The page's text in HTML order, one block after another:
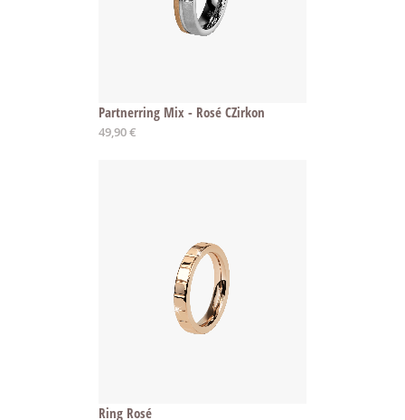
Partnerring Mix - Rosé CZirkon
Ab
49,90 €
Ring Rosé